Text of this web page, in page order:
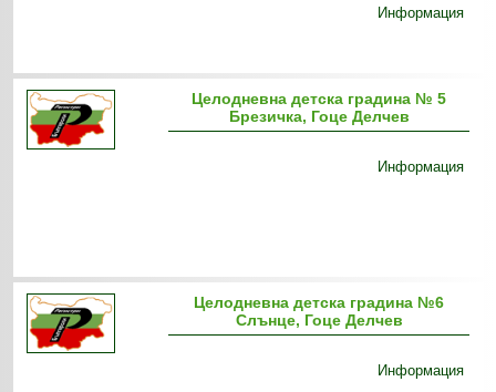
Информация
Целодневна детска градина № 5
Брезичка, Гоце Делчев
Информация
Целодневна детска градина №6
Слънце, Гоце Делчев
Информация